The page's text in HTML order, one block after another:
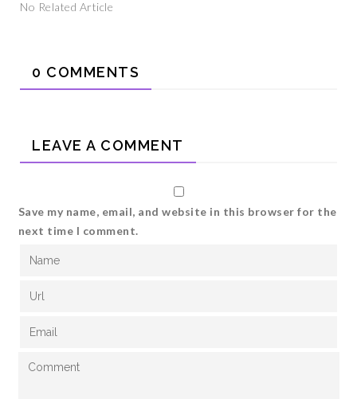
No Related Article
0 COMMENTS
LEAVE A COMMENT
Save my name, email, and website in this browser for the
next time I comment.